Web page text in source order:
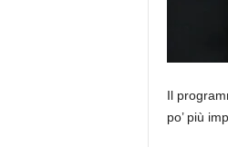
Il
po’ più